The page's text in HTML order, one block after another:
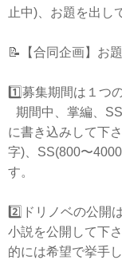
止中)、お題を出し
📝【合同企画】お
1️⃣募集期間は１つ
期間中、掌編、
に書き込みして下
字)、SS(800〜
す。
2️⃣ドリノベの公開
小説を公開して下
的には希望で挙手